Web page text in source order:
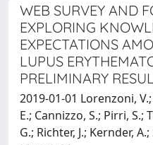
WEB SURVEY AND
EXPLORING
EXPECTATIONS
LUPUS
PRELIMINARY
2019-01-01 Lorenzoni,
E.; Cannizzo, S.; Pirri, S.;
G.; Richter, J.; Kernder,